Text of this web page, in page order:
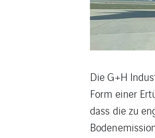
Die G+H
Form einer
dass die zu